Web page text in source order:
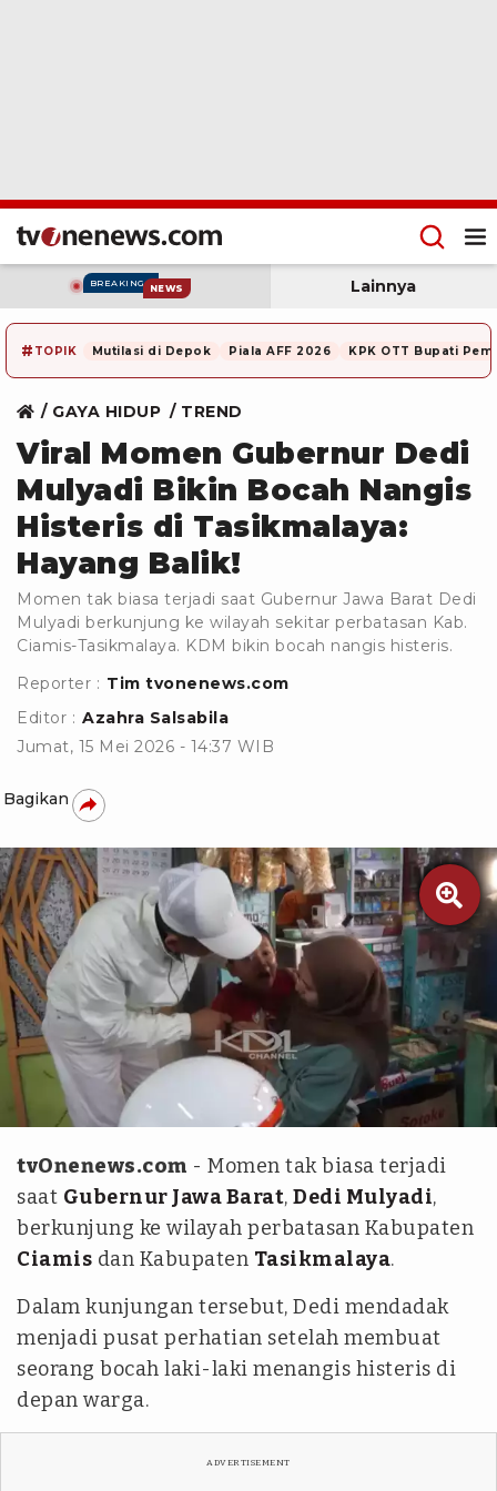
BREAKING NEWS Lainnya
# TOPIK Mutilasi di Depok Piala AFF 2026 KPK OTT Bupati
GAYA HIDUP TREND
Viral Momen Gubernur Dedi
Mulyadi Bikin Bocah Nangis
Histeris di Tasikmalaya:
Hayang Balik!
Momen tak biasa terjadi saat Gubernur Jawa Barat Dedi
Mulyadi berkunjung ke wilayah sekitar perbatasan Kab.
Ciamis-Tasikmalaya. KDM bikin bocah nangis histeris.
Reporter : Tim tvonenews.com
Editor : Azahra Salsabila
Jumat, 15 Mei 2026 - 14:37 WIB
Bagikan

YouTube Kang Dedi Mulyadi Channel
tvOnenews.com - Momen tak biasa terjadi
saat Gubernur Jawa Barat, Dedi Mulyadi,
berkunjung ke wilayah perbatasan Kabupaten
Ciamis dan Kabupaten Tasikmalaya.
Dalam kunjungan tersebut, Dedi mendadak
menjadi pusat perhatian setelah membuat
seorang bocah laki-laki menangis histeris di
depan warga.
ADVERTISEMENT